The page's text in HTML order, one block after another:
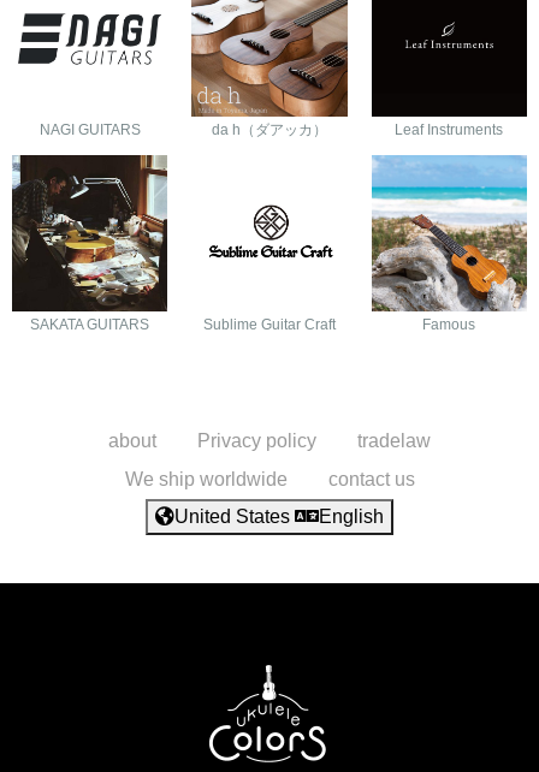
NAGI GUITARS da h（ダアッカ） Leaf Instruments
SAKATA GUITARS Sublime Guitar Craft Famous
about Privacy policy
tradelaw
We ship worldwide
contact us
United States
English